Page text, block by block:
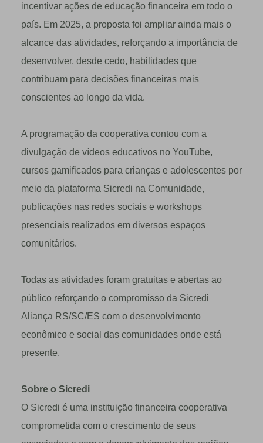
incentivar ações de educação financeira em todo o
país. Em 2025, a proposta foi ampliar ainda mais o
alcance das atividades, reforçando a importância de
desenvolver, desde cedo, habilidades que
contribuam para decisões financeiras mais
conscientes ao longo da vida.
A programação da cooperativa contou com a
divulgação de vídeos educativos no YouTube,
cursos gamificados para crianças e adolescentes por
meio da plataforma Sicredi na Comunidade,
publicações nas redes sociais e workshops
presenciais realizados em diversos espaços
comunitários.
Todas as atividades foram gratuitas e abertas ao
público reforçando o compromisso da Sicredi
Aliança RS/SC/ES com o desenvolvimento
econômico e social das comunidades onde está
presente.
Sobre o Sicredi
O Sicredi é uma instituição financeira cooperativa
comprometida com o crescimento de seus